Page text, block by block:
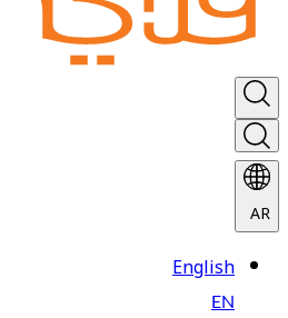
AR
English
EN